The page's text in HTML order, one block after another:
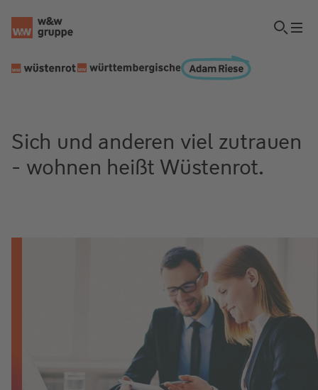
Sich und anderen viel zutrauen
- wohnen heißt Wüstenrot.